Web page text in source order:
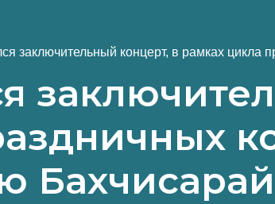
заключительный концерт, в рамках цикла